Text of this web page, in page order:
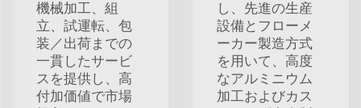
機械加工、組
立、試運転、包
装／出荷までの
一貫したサービ
スを提供し、高
付加価値で市場
し、先進の生産
設備とフローメ
ーカー製造方式
を用いて、高度
なアルミニウム
加工およびカス